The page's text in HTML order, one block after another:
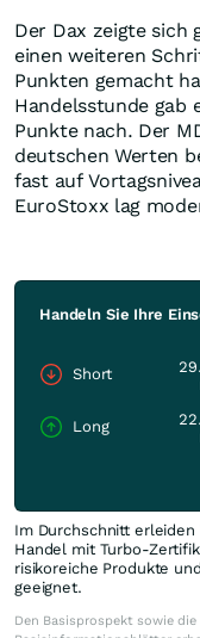
Der Dax zeigte sich
einen weiteren
Punkten gemacht
Handelsstunde gab
Punkte nach. Der
deutschen Werten
fast auf
EuroStoxx lag
Handeln Sie Ihre
Short
Long
Im Durchschnitt
Handel mit Turbo-
risikoreiche Produkte
geeignet.
Den Basisprospekt sowie